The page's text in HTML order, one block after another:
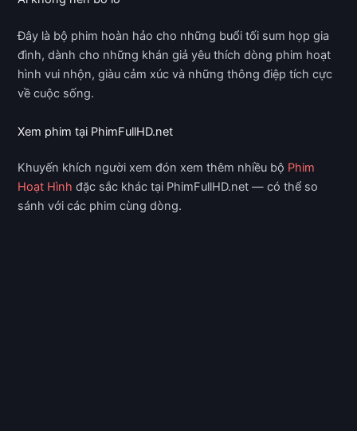
Đây là bộ phim hoàn hảo cho những buổi tối sum họp gia
đình, dành cho những khán giả yêu thích dòng phim hoạt
hình vui nhộn, giàu cảm xúc và những thông điệp tích cực
về cuộc sống.
Xem phim tại PhimFullHD.net
Khuyến khích người xem đón xem thêm nhiều bộ Phim
Hoạt Hình đặc sắc khác tại PhimFullHD.net — có thể so
sánh với các phim cùng dòng.